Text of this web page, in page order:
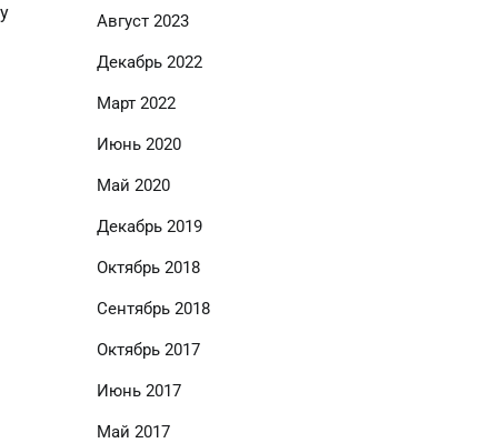
Август 2023
Декабрь 2022
Март 2022
Июнь 2020
Май 2020
Декабрь 2019
Октябрь 2018
Сентябрь 2018
Октябрь 2017
Июнь 2017
Май 2017